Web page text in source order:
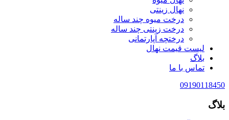
نهال زینتی
درخت میوه چند ساله
درخت زینتی چند ساله
درختچه آپارتمانی
لیست قیمت نهال
بلاگ
تماس با ما
09190118450
بلاگ